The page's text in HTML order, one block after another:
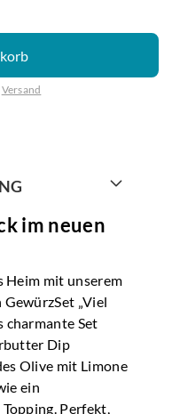
Versand
im neuen
Heim mit unserem
„Viel
charmante Set
Dip
Olive mit Limone
ein
Perfekt,